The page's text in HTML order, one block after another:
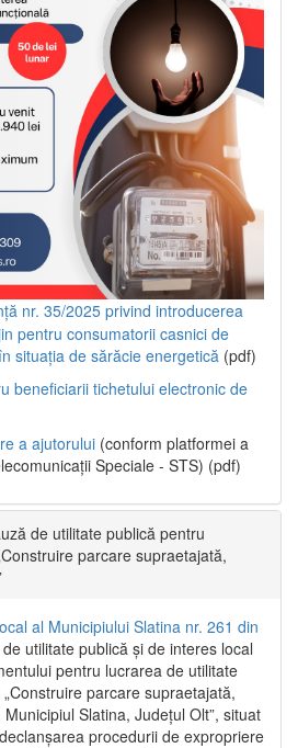
nr. 35/2025 privind introducerea
pentru consumatorii casnici de
situația de sărăcie energetică (pdf)
beneficiarii tichetului electronic de
a ajutorului (conform platformei a
Speciale - STS) (pdf)
de utilitate publică pentru
parcare supraetajată,
al Municipiului Slatina nr. 261 din
utilitate publică și de interes local
pentru lucrarea de utilitate
parcare supraetajată,
Slatina, Județul Olt”, situat
procedurii de expropriere